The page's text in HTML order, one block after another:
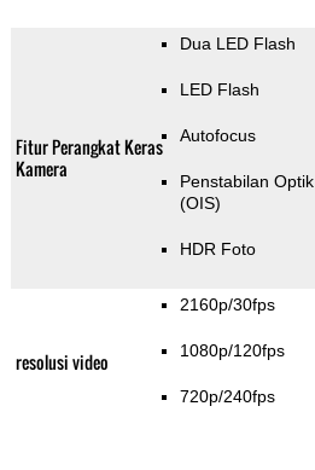
Fitur Perangkat Keras
Kamera
Dua LED Flash
LED Flash
Autofocus
Penstabilan Optik
(OIS)
HDR Foto
resolusi video
2160p/30fps
1080p/120fps
720p/240fps